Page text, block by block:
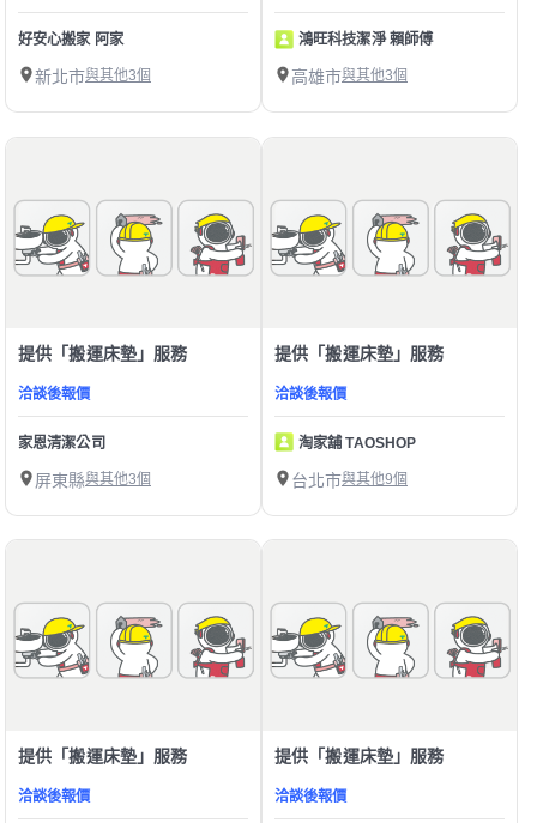
好安心搬家 阿家
新北市與其他3個
鴻旺科技潔淨 賴師傅
高雄市與其他3個
提供「搬運床墊」服務
洽談後報價
家恩清潔公司
屏東縣與其他3個
提供「搬運床墊」服務
洽談後報價
淘家舖 TAOSHOP
台北市與其他9個
提供「搬運床墊」服務
洽談後報價
提供「搬運床墊」服務
洽談後報價